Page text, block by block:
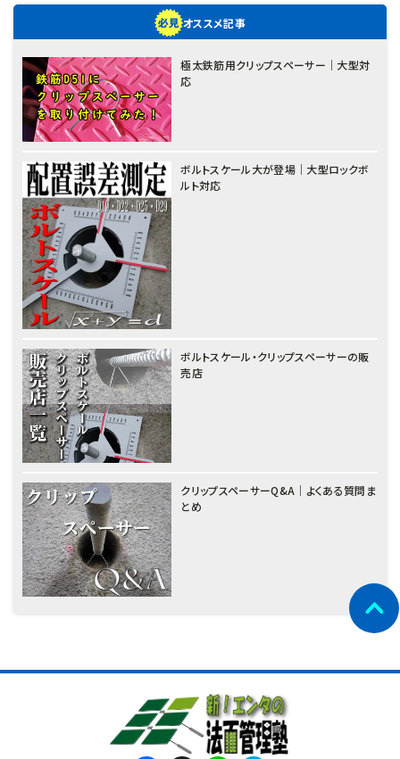
オススメ記事
極太鉄筋用クリップスペーサー｜大型対
応
ボルトスケール大が登場｜大型ロックボ
ルト対応
ボルトスケール・クリップスペーサーの販
売店
クリップスペーサーQ&A｜よくある質問ま
とめ